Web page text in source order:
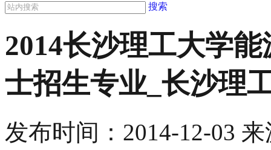
搜索
2014长沙理工大学
士招生专业_长沙理
发布时间： 2014-12-03 来